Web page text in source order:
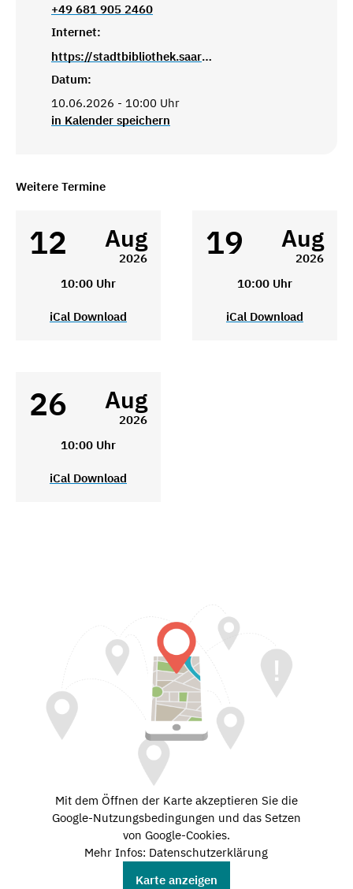
+49 681 905 2460
Internet:
https://stadtbibliothek.saarbruecken.de/standorte/kultur_und_lesetreffs/kultur_und_lesetreff_brebach
Datum:
10.06.2026 - 10:00 Uhr
in Kalender speichern
Weitere Termine
12 Aug
2026
10:00 Uhr
iCal Download
19 Aug
2026
10:00 Uhr
iCal Download
26 Aug
2026
10:00 Uhr
iCal Download
Mit dem Öffnen der Karte akzeptieren Sie die
Google-Nutzungsbedingungen und das Setzen
von Google-Cookies.
Mehr Infos: Datenschutzerklärung
Karte anzeigen